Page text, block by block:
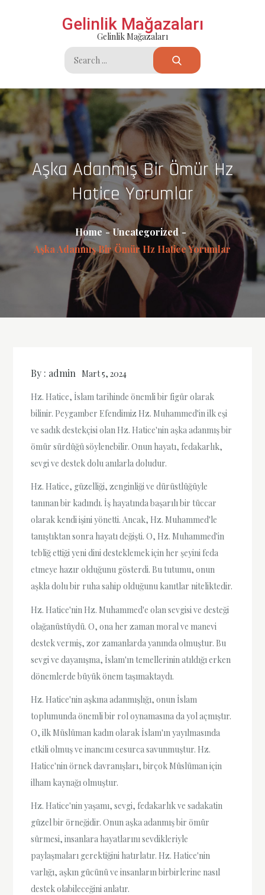
Gelinlik Mağazaları
Gelinlik Mağazaları
Search
for:
Aşka Adanmış Bir Ömür Hz
Hatice Yorumlar
Home
Uncategorized
Aşka Adanmış Bir Ömür Hz Hatice Yorumlar
By : admin Mart 5, 2024
Hz. Hatice, İslam tarihinde önemli bir figür olarak
bilinir. Peygamber Efendimiz Hz. Muhammed'in ilk eşi
ve sadık destekçisi olan Hz. Hatice'nin aşka adanmış bir
ömür sürdüğü söylenebilir. Onun hayatı, fedakarlık,
sevgi ve destek dolu anılarla doludur.
Hz. Hatice, güzelliği, zenginliği ve dürüstlüğüyle
tanınan bir kadındı. İş hayatında başarılı bir tüccar
olarak kendi işini yönetti. Ancak, Hz. Muhammed'le
tanıştıktan sonra hayatı değişti. O, Hz. Muhammed'in
tebliğ ettiği yeni dini desteklemek için her şeyini feda
etmeye hazır olduğunu gösterdi. Bu tutumu, onun
aşkla dolu bir ruha sahip olduğunu kanıtlar niteliktedir.
Hz. Hatice'nin Hz. Muhammed'e olan sevgisi ve desteği
olağanüstüydü. O, ona her zaman moral ve manevi
destek vermiş, zor zamanlarda yanında olmuştur. Bu
sevgi ve dayanışma, İslam'ın temellerinin atıldığı erken
dönemlerde büyük önem taşımaktaydı.
Hz. Hatice'nin aşkına adanmışlığı, onun İslam
toplumunda önemli bir rol oynamasına da yol açmıştır.
O, ilk Müslüman kadın olarak İslam'ın yayılmasında
etkili olmuş ve inancını cesurca savunmuştur. Hz.
Hatice'nin örnek davranışları, birçok Müslüman için
ilham kaynağı olmuştur.
Hz. Hatice'nin yaşamı, sevgi, fedakarlık ve sadakatin
güzel bir örneğidir. Onun aşka adanmış bir ömür
sürmesi, insanlara hayatlarını sevdikleriyle
paylaşmaları gerektiğini hatırlatır. Hz. Hatice'nin
varlığı, aşkın gücünü ve insanların birbirlerine nasıl
destek olabileceğini anlatır.